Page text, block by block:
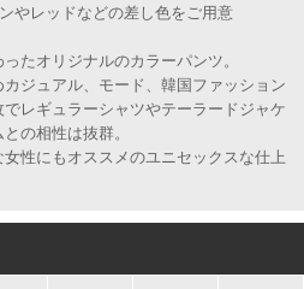
やレッドなどの差し色をご用意
たオリジナルのカラーパンツ。
ジュアル、モード、韓国ファッション
レギュラーシャツやテーラードジャケ
の相性は抜群。
性にもオススメのユニセックスな仕上